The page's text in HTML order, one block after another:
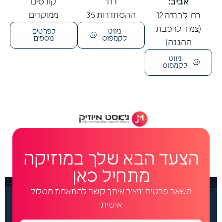
רח' לבנדה 12
(צמוד לרכבת
ההגנה)
ניווט
לקמפוס
ההסתדרות 35
ניווט
לקמפוס
ממוקדים
לפרטים
נוספים
הצעד הבא שלך במוזיקה
מתחיל כאן
השאר פרטים וניצור איתך קשר להתאמת מסלול
אישית